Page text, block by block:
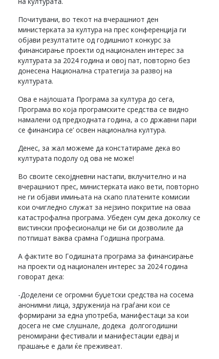
Почитувани, во текот на вчерашниот ден
министерката за култура на прес конференција ги
објави резултатите од годишниот конкурс за
финансирање проекти од национален интерес за
културата за 2024 година и oвој пат, повторно без
донесена Национална стратегија за развој на
културата.
Ова е најлошата Програма за култура до сега,
Програма во која програмските средства се видно
намалени од предходната година, а со државни пари
се финансира се’ освен национална култура.
Денес, за жал можеме да констатираме дека во
културата подолу од ова не може!
Во своите секојдневни настапи, вклучително и на
вчерашниот прес, министерката иако вети, повторно
не ги објави имињата на скапо платените комисии
кои очигледно служат за нејзино покритие на оваа
катастрофална програма. Убеден сум дека доколку се
вистински професионалци не би си дозволиле да
потпишат ваква срамна Годишна програма.
А фактите во Годишната програма за финансирање
на проекти од национален интерес за 2024 година
говорат дека:
-Доделени се огромни буџетски средства на сосема
анонимни лица, здруженија на граѓани кои се
формирани за една употреба, манифестаци за кои
досега не сме слушнале, додека долгогодишни
реномирани фестивали и манифестации едвај и
прашање е дали ќе преживеат.